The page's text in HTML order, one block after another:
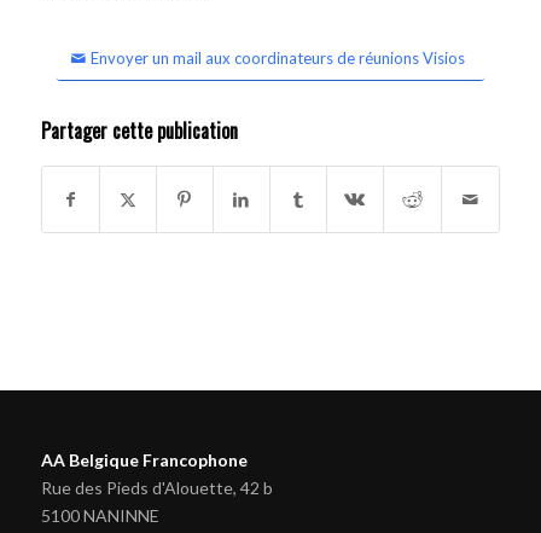
Envoyer un mail aux coordinateurs de réunions Visios
Partager cette publication
AA Belgique Francophone
Rue des Pieds d'Alouette, 42 b
5100 NANINNE